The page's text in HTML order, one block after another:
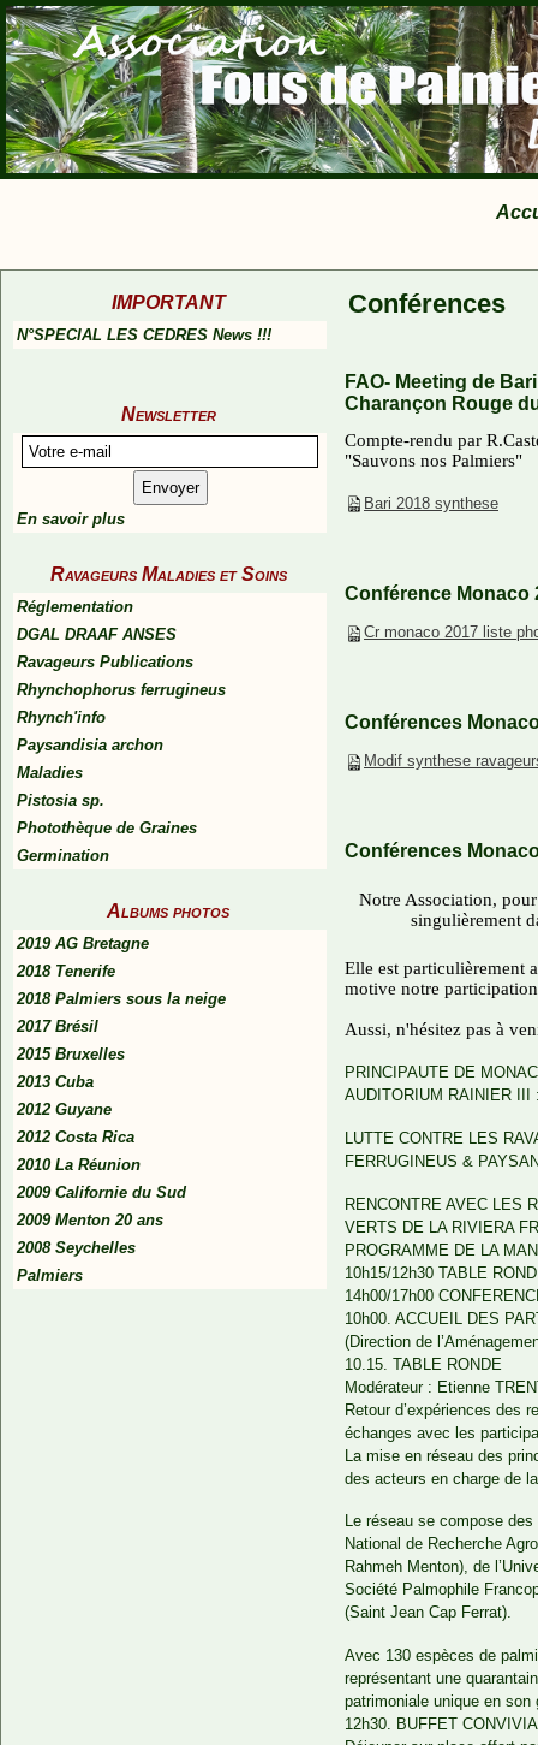
IMPORTANT
N°SPECIAL LES CEDRES News !!!
Newsletter
En savoir plus
Ravageurs Maladies et Soins
Réglementation
DGAL DRAAF ANSES
Ravageurs Publications
Rhynchophorus ferrugineus
Rhynch'info
Paysandisia archon
Maladies
Pistosia sp.
Photothèque de Graines
Germination
Albums photos
2019 AG Bretagne
2018 Tenerife
2018 Palmiers sous la neige
2017 Brésil
2015 Bruxelles
2013 Cuba
2012 Guyane
2012 Costa Rica
2010 La Réunion
2009 Californie du Sud
2009 Menton 20 ans
2008 Seychelles
Palmiers
Conférences
FAO- Meeting de
Charançon Rouge
Compte-rendu par
"Sauvons nos Palmiers"
Bari 2018 synthese
Conférence Monaco
Cr monaco 2017 liste
Conférences
Modif synthese
Conférences
Notre Association,
singulièrement
Elle est particulièrement
motive notre
Aussi, n'hésitez pas à
PRINCIPAUTE DE
AUDITORIUM RAINIER III
LUTTE CONTRE LES
FERRUGINEUS &
RENCONTRE AVEC LES
VERTS DE LA RIVIERA
PROGRAMME DE LA
10h15/12h30 TABLE
14h00/17h00
10h00. ACCUEIL DES
(Direction de
10.15. TABLE RONDE
Modérateur : Etienne
Retour d’expériences des
échanges avec les
La mise en réseau des
des acteurs en charge de
Le réseau se compose
National de Recherche
Rahmeh Menton), de
Société Palmophile
(Saint Jean Cap Ferrat).
Avec 130 espèces de
représentant une
patrimoniale unique en son
12h30. BUFFET